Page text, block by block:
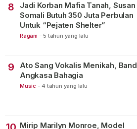
8
Jadi Korban Mafia Tanah, Susan
Somali Butuh 350 Juta Perbulan
Untuk “Pejaten Shelter”
Ragam - 5 tahun yang lalu
9
Ato Sang Vokalis Menikah, Band
Angkasa Bahagia
Music - 4 tahun yang lalu
Mirip Marilyn Monroe, Model